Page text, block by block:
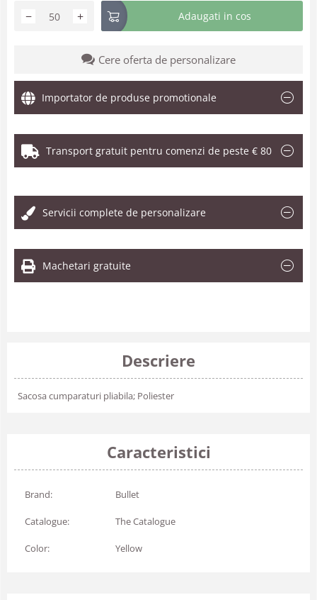
+
− Adaugati in cos
Cere oferta de personalizare
Importator de produse promotionale
Transport gratuit pentru comenzi de peste € 80
Servicii complete de personalizare
Machetari gratuite
Descriere
Sacosa cumparaturi pliabila; Poliester
Caracteristici
Brand: Bullet
Catalogue: The Catalogue
Color: Yellow